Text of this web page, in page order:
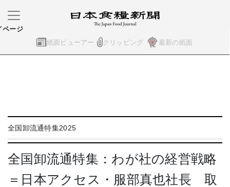
紙面ビューアー クリッピング 最新の紙面
ページ
全国卸流通特集2025
全国卸流通特集：わが社の経営戦略
＝日本アクセス・服部真也社長 取